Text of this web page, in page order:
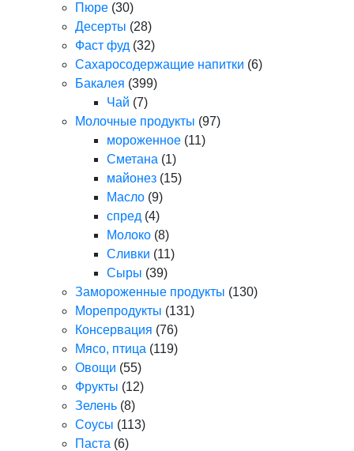
Пюре (30)
Десерты (28)
Фаст фуд (32)
Сахаросодержащие напитки (6)
Бакалея (399)
Чай (7)
Молочные продукты (97)
мороженное (11)
Сметана (1)
майонез (15)
Масло (9)
спред (4)
Молоко (8)
Сливки (11)
Сыры (39)
Замороженные продукты (130)
Морепродукты (131)
Консервация (76)
Мясо, птица (119)
Овощи (55)
Фрукты (12)
Зелень (8)
Соусы (113)
Паста (6)